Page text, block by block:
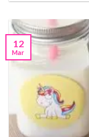
12
Mar